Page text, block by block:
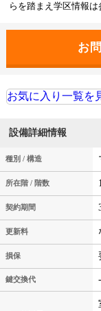
らを踏まえ学区情報は
お気に入り一覧を
設備詳細情報
種別 / 構造
所在階 / 階数
契約期間
更新料
損保
鍵交換代 -